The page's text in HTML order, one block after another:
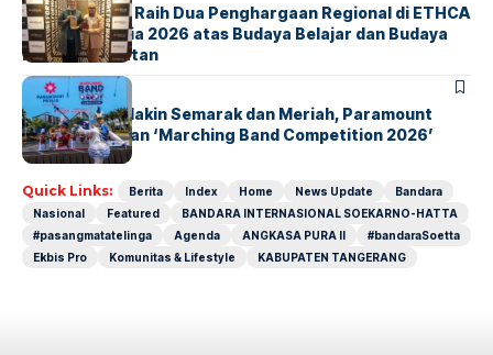
ParagonCorp Raih Dua Penghargaan Regional di ETHCA
Southeast Asia 2026 atas Budaya Belajar dan Budaya
Kebermanfaatan
BERITA INDEX
Akhir Pekan Makin Semarak dan Meriah, Paramount
Petals Hadirkan ‘Marching Band Competition 2026’
Quick Links: Berita Index Home News Update
Bandara
Nasional
Featured
BANDARA INTERNASIONAL SOEKARNO-HATTA
#pasangmatatelinga
Agenda ANGKASA PURA II
#bandaraSoetta
Ekbis Pro
Komunitas & Lifestyle KABUPATEN TANGERANG